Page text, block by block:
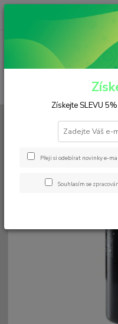
(Po-Pá, 6:30-15 hod.)
WD 962/15
Získejte SLEVU
Přeji si odebírat novinky e-
Souhlasím se